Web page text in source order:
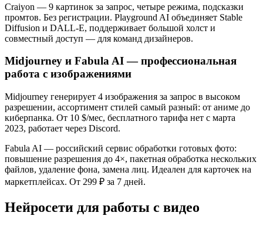
Craiyon — 9 картинок за запрос, четыре режима, подсказки
промтов. Без регистрации. Playground AI объединяет Stable
Diffusion и DALL-E, поддерживает большой холст и
совместный доступ — для команд дизайнеров.
Midjourney и Fabula AI — профессиональная
работа с изображениями
Midjourney генерирует 4 изображения за запрос в высоком
разрешении, ассортимент стилей самый разный: от аниме до
киберпанка. От 10 $/мес, бесплатного тарифа нет с марта
2023, работает через Discord.
Fabula AI — российский сервис обработки готовых фото:
повышение разрешения до 4×, пакетная обработка нескольких
файлов, удаление фона, замена лиц. Идеален для карточек на
маркетплейсах. От 299 ₽ за 7 дней.
Нейросети для работы с видео